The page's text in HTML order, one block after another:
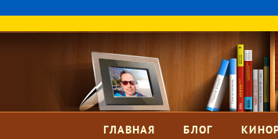
ГЛАВНАЯ БЛОГ